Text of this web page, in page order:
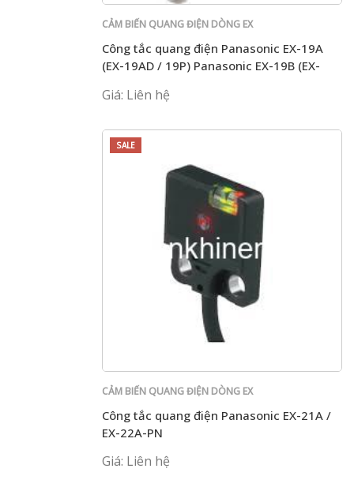
CẢM BIẾN QUANG ĐIỆN DÒNG EX
Công tắc quang điện Panasonic EX-19A
(EX-19AD / 19P) Panasonic EX-19B (EX-
Giá: Liên hệ
SALE
CẢM BIẾN QUANG ĐIỆN DÒNG EX
Công tắc quang điện Panasonic EX-21A /
EX-22A-PN
Giá: Liên hệ